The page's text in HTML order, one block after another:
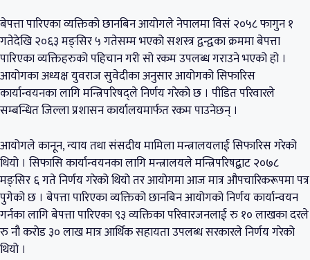
बेपत्ता पारिएका व्यक्तिको छानबिन आयोगले नेपालमा विसं २०५८ फागुन १
गतेदेखि २०६३ मङ्सिर ५ गतेसम्म भएको सशस्त्र द्वन्द्वका क्रममा बेपत्ता
पारिएका व्यक्तिहरुको पहिचान गरी सो रकम उपलब्ध गराउने भएको हो ।
आयोगका अध्यक्ष युवराज सुवेदीका अनुसार आयोगको सिफारिस
कार्यान्वयनका लागि मन्त्रिपरिषद्ले निर्णय गरेको छ । पीडित परिवारले
सम्बन्धित जिल्ला प्रशासन कार्यालयमार्फत रकम पाउनेछन् ।
आयोगले कानून, न्याय तथा संसदीय मामिला मन्त्रालयलाई सिफारिस गरेको
थियो । सिफासि कार्यान्वयनका लागि मन्त्रालयले मन्त्रिपरिषद्बाट २०७८
मङ्सिर ६ गते निर्णय गरेको थियो तर आयोगमा आज मात्र औपचारिकरूपमा पत्र
पुगेको छ । बेपत्ता पारिएका व्यक्तिको छानबिन आयोगको निर्णय कार्यान्वयन
गर्नका लागि बेपत्ता पारिएका ९३ व्यक्तिका परिवारजनलाई रु १० लाखका दरले
रु नौ करोड ३० लाख मात्र आर्थिक सहायता उपलब्ध सरकारले निर्णय गरेको
थियो ।